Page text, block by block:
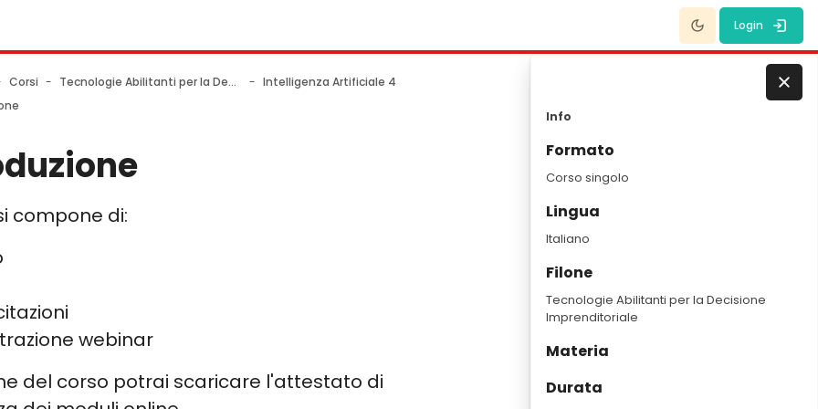
Blocchi
Salta Info
Info
Formato
Corso singolo
Lingua
Italiano
Filone
Tecnologie Abilitanti per la Decisione
Imprenditoriale
Materia
Durata
Salta a - Chiudi
Dark Mode
Login
Corsi Tecnologie Abilitanti per la Decisione Imprenditoriale
Intelligenza Artificiale 4
compone di:
webinar
del corso potrai scaricare l'attestato di